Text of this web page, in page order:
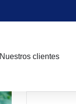
Nuestros clientes